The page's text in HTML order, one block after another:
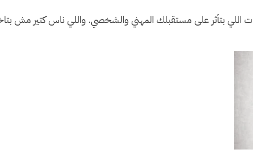
اللي بتأثر على مستقبلك المهني والشخصي. واللي ناس كتير مش